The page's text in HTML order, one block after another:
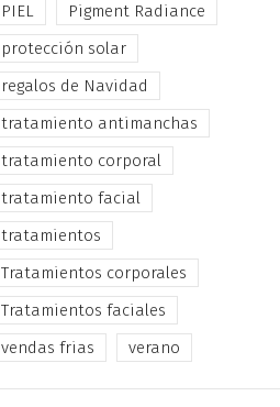
PIEL
Pigment Radiance
protección solar
regalos de Navidad
tratamiento antimanchas
tratamiento corporal
tratamiento facial
tratamientos
Tratamientos corporales
Tratamientos faciales
vendas frias
verano